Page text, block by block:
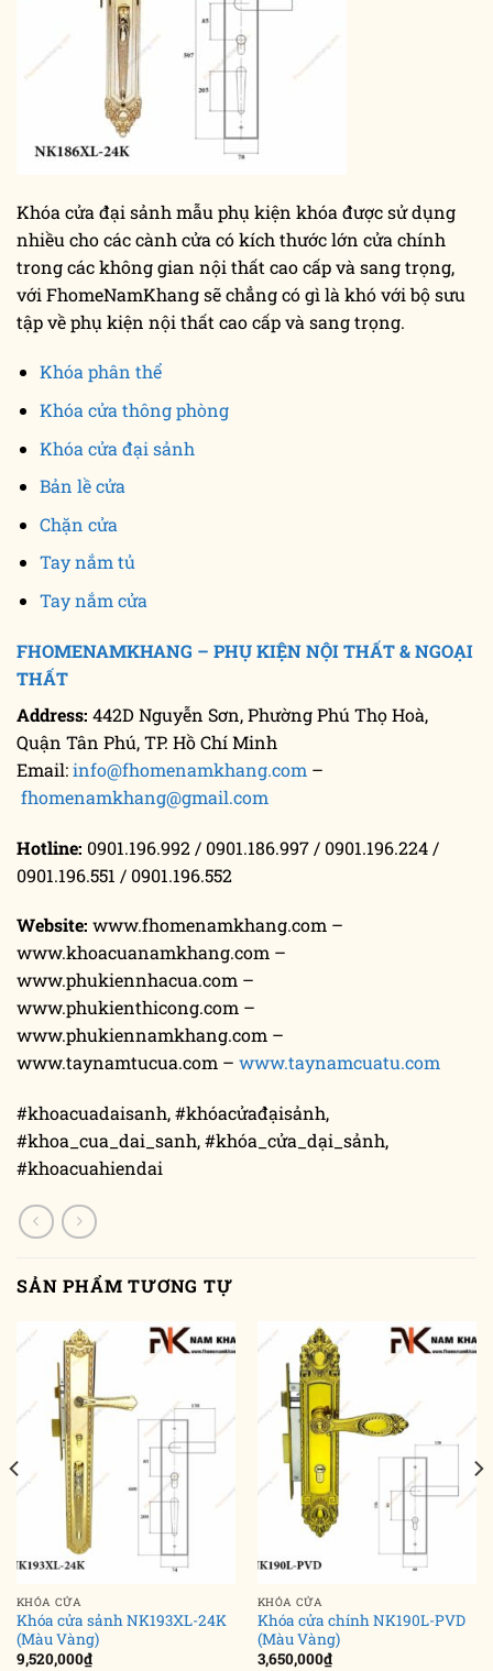
Khóa cửa đại sảnh mẫu phụ kiện khóa được sử dụng
nhiều cho các cành cửa có kích thước lớn cửa chính
trong các không gian nội thất cao cấp và sang trọng,
với FhomeNamKhang sẽ chẳng có gì là khó với bộ sưu
tập về phụ kiện nội thất cao cấp và sang trọng.
Khóa phân thể
Khóa cửa thông phòng
Khóa cửa đại sảnh
Bản lề cửa
Chặn cửa
Tay nắm tủ
Tay nắm cửa
FHOMENAMKHANG – PHỤ KIỆN NỘI THẤT & NGOẠI
THẤT
Address: 442D Nguyễn Sơn, Phường Phú Thọ Hoà,
Quận Tân Phú, TP. Hồ Chí Minh
Email:info@fhomenamkhang.com –
fhomenamkhang@gmail.com
Hotline: 0901.196.992 / 0901.186.997 / 0901.196.224 /
0901.196.551 / 0901.196.552
Website: www.fhomenamkhang.com –
www.khoacuanamkhang.com –
www.phukiennhacua.com –
www.phukienthicong.com –
www.phukiennamkhang.com –
www.taynamtucua.com – www.taynamcuatu.com
#khoacuadaisanh, #khóacửađạisảnh,
#khoa_cua_dai_sanh, #khóa_cửa_dại_sảnh,
#khoacuahiendai
SẢN PHẨM TƯƠNG TỰ
KHÓA CỬA
Khóa cửa sảnh NK193XL-24K
(Màu Vàng)
9,520,000₫
KHÓA CỬA
Khóa cửa chính NK190L-PVD
(Màu Vàng)
3,650,000₫